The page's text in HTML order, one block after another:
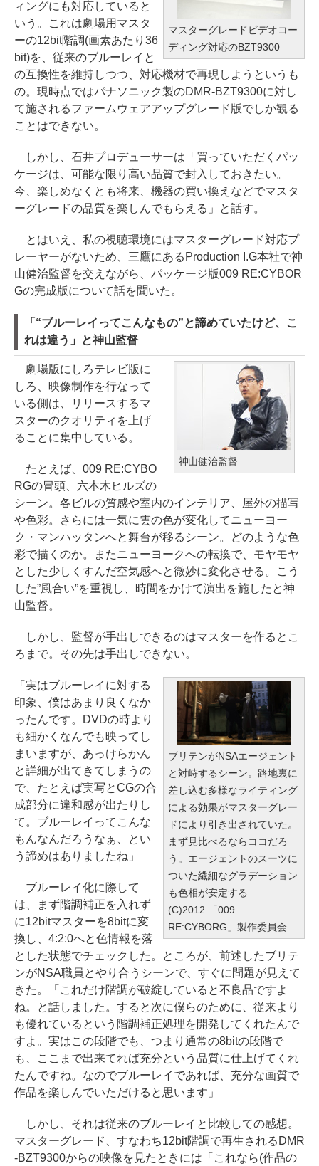
マスターグレードビデオコー
ディング対応のBZT9300
ィングにも対応していると
いう。これは劇場用マスタ
ーの12bit階調(画素あたり36
bit)を、従来のブルーレイと
の互換性を維持しつつ、対応機材で再現しようというも
の。現時点ではパナソニック製のDMR-BZT9300に対し
て施されるファームウェアアップグレード版でしか観る
ことはできない。
しかし、石井プロデューサーは「買っていただくパッ
ケージは、可能な限り高い品質で封入しておきたい。
今、楽しめなくとも将来、機器の買い換えなどでマスタ
ーグレードの品質を楽しんでもらえる」と話す。
とはいえ、私の視聴環境にはマスターグレード対応プ
レーヤーがないため、三鷹にあるProduction I.G本社で神
山健治監督を交えながら、パッケージ版009 RE:CYBOR
Gの完成版について話を聞いた。
「“ブルーレイってこんなもの”と諦めていたけど、こ
れは違う」と神山監督
神山健治監督
劇場版にしろテレビ版に
しろ、映像制作を行なって
いる側は、リリースするマ
スターのクオリティを上げ
ることに集中している。
たとえば、009 RE:CYBO
RGの冒頭、六本木ヒルズの
シーン。各ビルの質感や室内のインテリア、屋外の描写
や色彩。さらには一気に雲の色が変化してニューヨー
ク・マンハッタンへと舞台が移るシーン。どのような色
彩で描くのか。またニューヨークへの転換で、モヤモヤ
とした少しくすんだ空気感へと微妙に変化させる。こう
した”風合い”を重視し、時間をかけて演出を施したと神
山監督。
しかし、監督が手出しできるのはマスターを作るとこ
ろまで。その先は手出しできない。
ブリテンがNSAエージェント
と対峙するシーン。路地裏に
差し込む多様なライティング
による効果がマスターグレー
ドにより引き出されていた。
まず見比べるならココだろ
う。エージェントのスーツに
ついた繊細なグラデーション
も色相が安定する
(C)2012 「009
RE:CYBORG」製作委員会
「実はブルーレイに対する
印象、僕はあまり良くなか
ったんです。DVDの時より
も細かくなんでも映ってし
まいますが、あっけらかん
と詳細が出てきてしまうの
で、たとえば実写とCGの合
成部分に違和感が出たりし
て。ブルーレイってこんな
もんなんだろうなぁ、とい
う諦めはありましたね」
ブルーレイ化に際して
は、まず階調補正を入れず
に12bitマスターを8bitに変
換し、4:2:0へと色情報を落
とした状態でチェックした。ところが、前述したブリテ
ンがNSA職員とやり合うシーンで、すぐに問題が見えて
きた。「これだけ階調が破綻していると不良品ですよ
ね。と話しました。すると次に僕らのために、従来より
も優れているという階調補正処理を開発してくれたんで
すよ。実はこの段階でも、つまり通常の8bitの段階で
も、ここまで出来てれば充分という品質に仕上げてくれ
たんですね。なのでブルーレイであれば、充分な画質で
作品を楽しんでいただけると思います」
しかし、それは従来のブルーレイと比較しての感想。
マスターグレード、すなわち12bit階調で再生されるDMR
-BZT9300からの映像を見たときには「これなら(作品の